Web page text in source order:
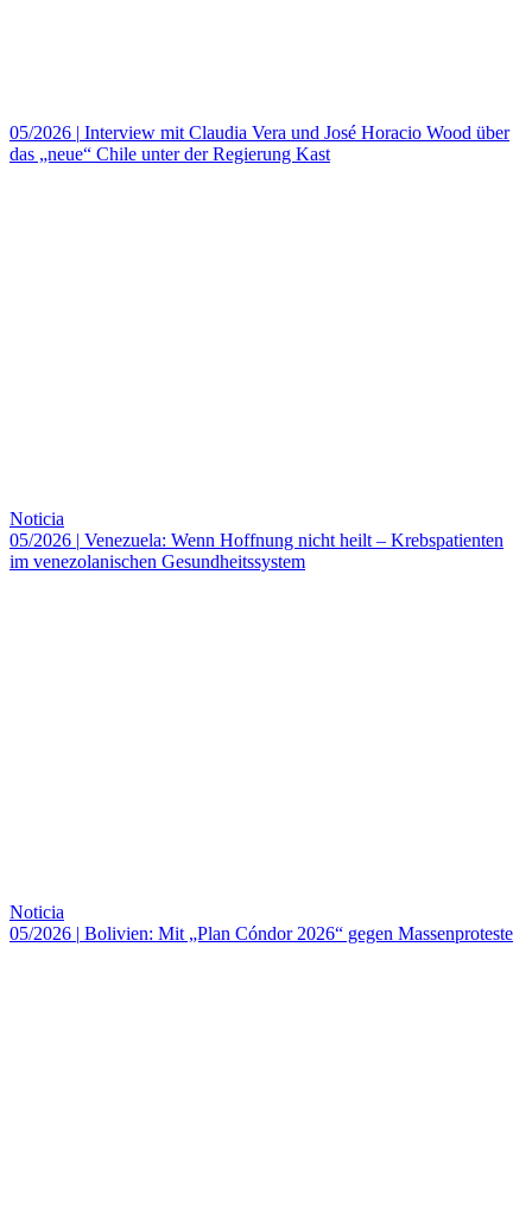
05/2026 | Interview mit Claudia Vera und José Horacio Wood über
das „neue“ Chile unter der Regierung Kast
Noticia
05/2026 | Venezuela: Wenn Hoffnung nicht heilt – Krebspatienten
im venezolanischen Gesundheitssystem
Noticia
05/2026 | Bolivien: Mit „Plan Cóndor 2026“ gegen Massenproteste